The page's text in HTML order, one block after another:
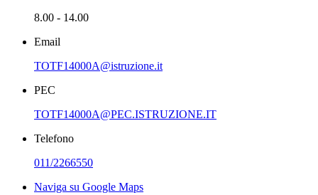
8.00 - 14.00
Email
TOTF14000A@istruzione.it
PEC
TOTF14000A@PEC.ISTRUZIONE.IT
Telefono
011/2266550
Naviga su Google Maps